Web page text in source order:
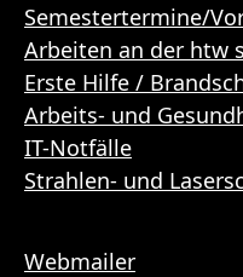
Semestertermine/
Arbeiten an der htw
Erste Hilfe /
Arbeits- und
IT-Notfälle
Strahlen- und
Webmailer